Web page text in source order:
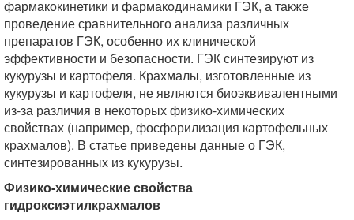
фармакокинетики и фармакодинамики ГЭК, а также
проведение сравнительного анализа различных
препаратов ГЭК, особенно их клинической
эффективности и безопасности. ГЭК синтезируют из
кукурузы и картофеля. Крахмалы, изготовленные из
кукурузы и картофеля, не являются биоэквивалентными
из-за различия в некоторых физико-химических
свойствах (например, фосфорилизация картофельных
крахмалов). В статье приведены данные о ГЭК,
синтезированных из кукурузы.
Физико-химические свойства
гидроксиэтилкрахмалов